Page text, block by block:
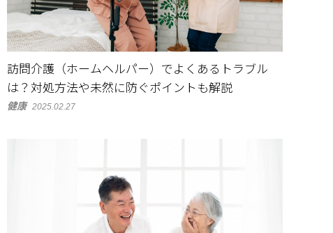
訪問介護（ホームヘルパー）でよくあるトラブル
は？対処方法や未然に防ぐポイントも解説
健康 2025.02.27